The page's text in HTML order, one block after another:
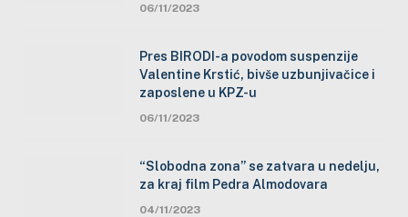
06/11/2023
Pres BIRODI-a povodom suspenzije
Valentine Krstić, bivše uzbunjivačice i
zaposlene u KPZ-u
06/11/2023
“Slobodna zona” se zatvara u nedelju,
za kraj film Pedra Almodovara
04/11/2023